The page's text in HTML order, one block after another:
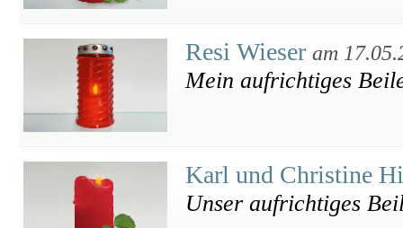
Resi Wieser am
Mein aufrichtiges
Karl und Christine
Unser aufrichtiges